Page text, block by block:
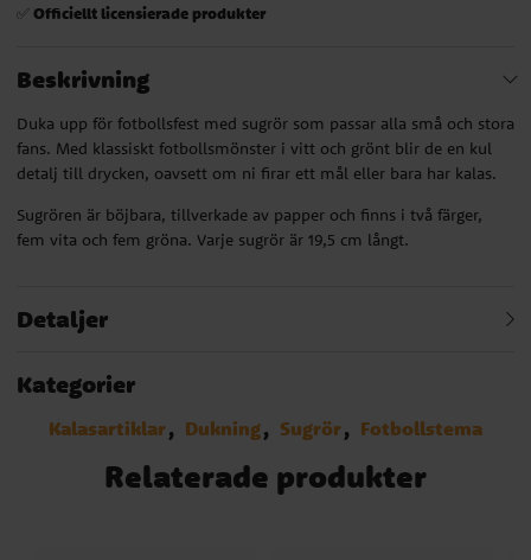
✅ Officiellt licensierade produkter
Beskrivning
Duka upp för fotbollsfest med sugrör som passar alla små och stora
fans. Med klassiskt fotbollsmönster i vitt och grönt blir de en kul
detalj till drycken, oavsett om ni firar ett mål eller bara har kalas.
Sugrören är böjbara, tillverkade av papper och finns i två färger,
fem vita och fem gröna. Varje sugrör är 19,5 cm långt.
Detaljer
Kategorier
Kalasartiklar Dukning Sugrör Fotbollstema
Relaterade produkter